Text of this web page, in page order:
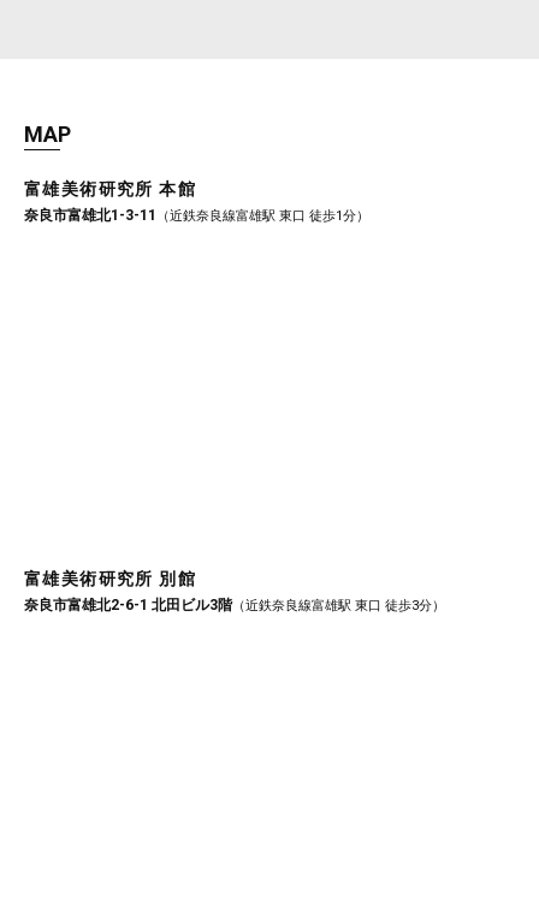
MAP
富雄美術研究所 本館
奈良市富雄北1-3-11 （近鉄奈良線富雄駅 東口 徒歩1分）
富雄美術研究所 別館
奈良市富雄北2-6-1 北田ビル3階（近鉄奈良線富雄駅 東口 徒歩3分）